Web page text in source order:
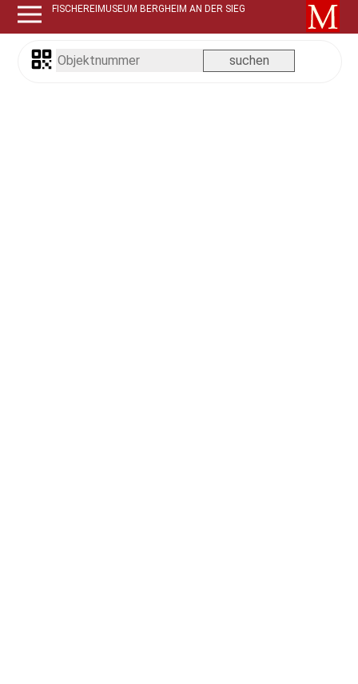
FISCHEREIMUSEUM BERGHEIM AN DER SIEG